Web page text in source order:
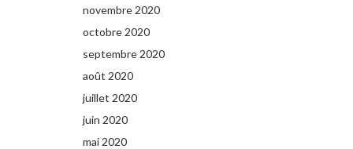
novembre 2020
octobre 2020
septembre 2020
août 2020
juillet 2020
juin 2020
mai 2020